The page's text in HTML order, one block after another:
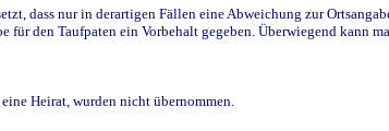
dass nur in derartigen Fällen eine Abweichung zur
den Taufpaten ein Vorbehalt gegeben. Überwiegend kann
Heirat, wurden nicht übernommen.